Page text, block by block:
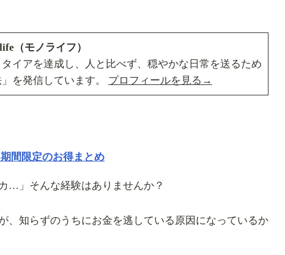
（モノライフ）
イアを達成し、人と比べず、穏やかな日常を送るため
を発信しています。 プロフィールを見る→
間限定のお得まとめ
…」そんな経験はありませんか？
、知らずのうちにお金を逃している原因になっているか